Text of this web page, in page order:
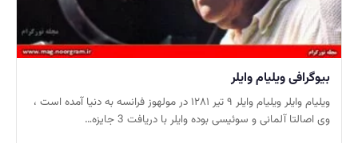
بیوگرافی ویلیام وایلر
ویلیام وایلر ویلیام وایلر ۹ تیر ۱۲۸۱ در مولهوز فرانسه به دنیا آمده است ،
وی اصالتا آلمانی و سوئیسی بوده وایلر با دریافت 3 جایزه…